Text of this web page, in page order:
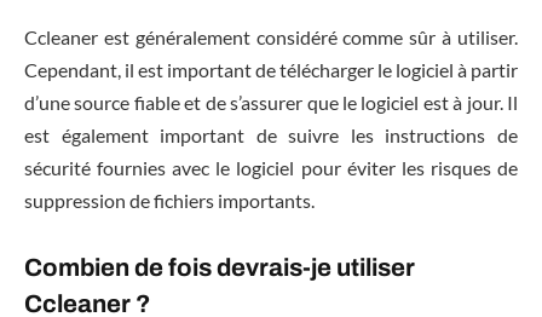
Ccleaner est généralement considéré comme sûr à utiliser.
Cependant, il est important de télécharger le logiciel à partir
d’une source fiable et de s’assurer que le logiciel est à jour. Il
est également important de suivre les instructions de
sécurité fournies avec le logiciel pour éviter les risques de
suppression de fichiers importants.
Combien de fois devrais-je utiliser
Ccleaner ?